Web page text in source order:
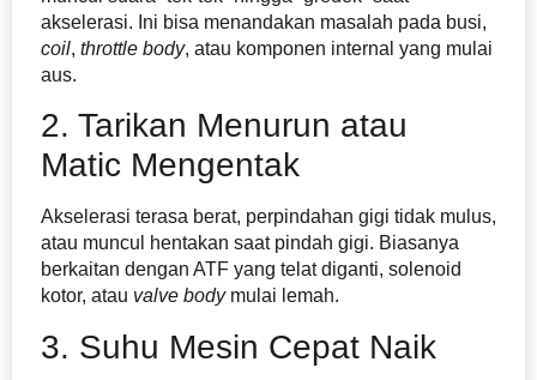
akselerasi. Ini bisa menandakan masalah pada busi,
coil, throttle body, atau komponen internal yang mulai
aus.
2. Tarikan Menurun atau
Matic Mengentak
Akselerasi terasa berat, perpindahan gigi tidak mulus,
atau muncul hentakan saat pindah gigi. Biasanya
berkaitan dengan ATF yang telat diganti, solenoid
kotor, atau valve bodymulai lemah.
3. Suhu Mesin Cepat Naik